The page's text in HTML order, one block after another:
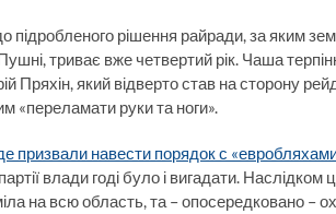
рішення райради, за яким
триває вже четвертий рік. Чаша
Пряхін, який відверто став на сторону
«переламати руки та ноги».
призвали навести порядок с
влади годі було і вигадати. Наслідком
на всю область, та – опосередковано –